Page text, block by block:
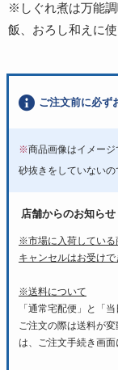
※しぐれ煮は万能
飯、おろし和えに使
ご注文前に必ず
※商品画像はイメージ
砂抜きをしていないの
店舗からのお知らせ
※市場に入荷している
キャンセルはお受けで
※送料について
「通常宅配便」と「
ご注文の際は送料が
は、ご注文手続き画面